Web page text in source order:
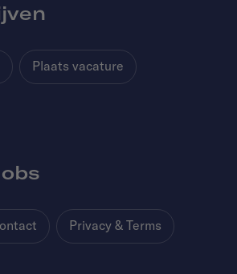
Plaats vacature
Privacy & Terms